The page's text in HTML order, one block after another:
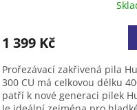
1 399 Kč
Prořezávací zakřivená pila
300 CU má celkovou délku
patří k nové generaci pilek